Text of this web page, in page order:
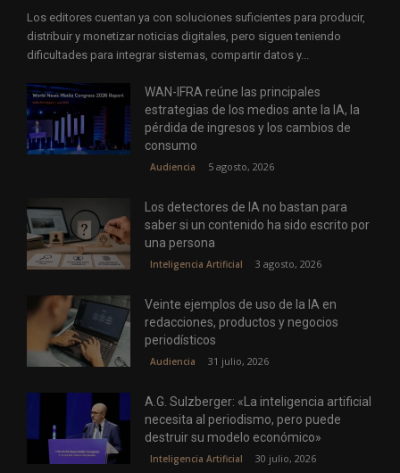
Los editores cuentan ya con soluciones suficientes para producir,
distribuir y monetizar noticias digitales, pero siguen teniendo
dificultades para integrar sistemas, compartir datos y...
WAN-IFRA reúne las principales
estrategias de los medios ante la IA, la
pérdida de ingresos y los cambios de
consumo
Audiencia 5 agosto, 2026
Los detectores de IA no bastan para
saber si un contenido ha sido escrito por
una persona
Inteligencia Artificial 3 agosto, 2026
Veinte ejemplos de uso de la IA en
redacciones, productos y negocios
periodísticos
Audiencia 31 julio, 2026
A.G. Sulzberger: «La inteligencia artificial
necesita al periodismo, pero puede
destruir su modelo económico»
Inteligencia Artificial 30 julio, 2026